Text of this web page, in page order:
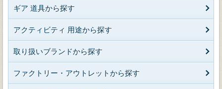
ギア 道具から探す
アクティビティ 用途から探す
取り扱いブランドから探す
ファクトリー・アウトレットから探す